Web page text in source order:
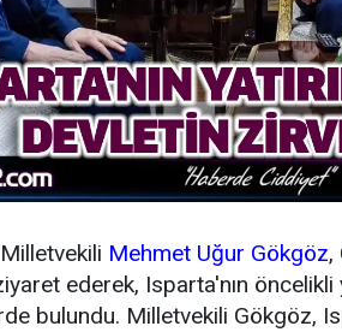
Milletvekili Mehmet Uğur Gökgöz,
ederek, Isparta'nın öncelikli
bulundu. Milletvekili Gökgöz,